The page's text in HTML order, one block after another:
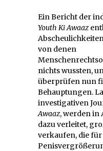
Ein Bericht der
Youth Ki Awaaz
von denen
nichts wussten,
überprüfen nun
Behauptungen.
investigativen
Awaaz, werden in
dazu verleitet,
verkaufen, die